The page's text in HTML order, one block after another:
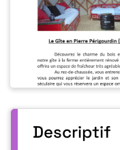
Descriptif